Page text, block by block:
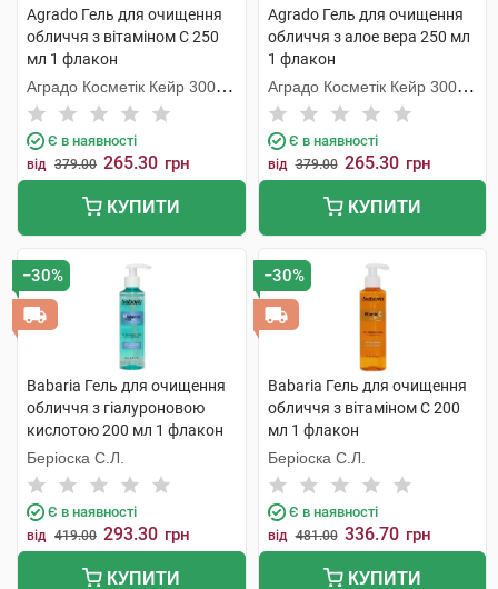
Agrado Гель для очищення
обличчя з вітаміном С 250
мл 1 флакон
Аградо Косметік Кейр 3000
С.Л.У.
Є в наявності
від 379.00 265.30 грн
КУПИТИ
Agrado Гель для очищення
обличчя з алое вера 250 мл
1 флакон
Аградо Косметік Кейр 3000
С.Л.У.
Є в наявності
від 379.00 265.30 грн
КУПИТИ
−30%
Babaria Гель для очищення
обличчя з гіалуроновою
кислотою 200 мл 1 флакон
Беріоска С.Л.
Є в наявності
від 419.00 293.30 грн
КУПИТИ
−30%
Babaria Гель для очищення
обличчя з вітаміном С 200
мл 1 флакон
Беріоска С.Л.
Є в наявності
від 481.00 336.70 грн
КУПИТИ